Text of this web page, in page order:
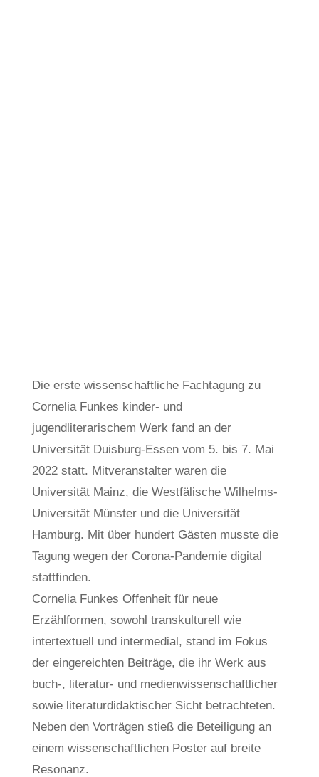
Die erste wissenschaftliche Fachtagung zu
Cornelia Funkes kinder- und
jugendliterarischem Werk fand an der
Universität Duisburg-Essen vom 5. bis 7. Mai
2022 statt. Mitveranstalter waren die
Universität Mainz, die Westfälische Wilhelms-
Universität Münster und die Universität
Hamburg. Mit über hundert Gästen musste die
Tagung wegen der Corona-Pandemie digital
stattfinden.
Cornelia Funkes Offenheit für neue
Erzählformen, sowohl transkulturell wie
intertextuell und intermedial, stand im Fokus
der eingereichten Beiträge, die ihr Werk aus
buch-, literatur- und medienwissenschaftlicher
sowie literaturdidaktischer Sicht betrachteten.
Neben den Vorträgen stieß die Beteiligung an
einem wissenschaftlichen Poster auf breite
Resonanz.